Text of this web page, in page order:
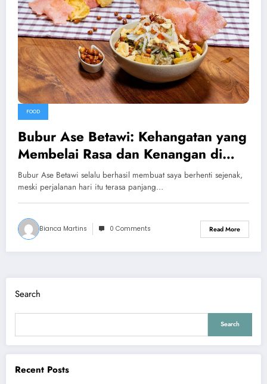
FOOD
Bubur Ase Betawi: Kehangatan yang
Membelai Rasa dan Kenangan di
Setiap Suapan
Bubur Ase Betawi selalu berhasil membuat saya berhenti sejenak,
meski perjalanan hari itu terasa panjang…
Bianca Martins 0 Comments Read More
Search
Search
Recent Posts